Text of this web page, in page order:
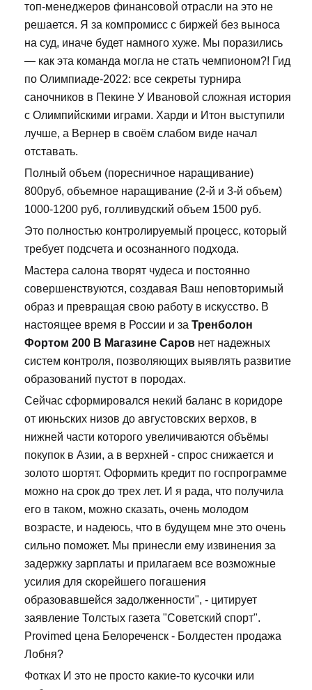
топ-менеджеров финансовой отрасли на это не
решается. Я за компромисс с биржей без выноса
на суд, иначе будет намного хуже. Мы поразились
— как эта команда могла не стать чемпионом?! Гид
по Олимпиаде-2022: все секреты турнира
саночников в Пекине У Ивановой сложная история
с Олимпийскими играми. Харди и Итон выступили
лучше, а Вернер в своём слабом виде начал
отставать.
Полный объем (поресничное наращивание)
800руб, объемное наращивание (2-й и 3-й объем)
1000-1200 руб, голливудский объем 1500 руб.
Это полностью контролируемый процесс, который
требует подсчета и осознанного подхода.
Мастера салона творят чудеса и постоянно
совершенствуются, создавая Ваш неповторимый
образ и превращая свою работу в искусство. В
настоящее время в России и за Тренболон
Фортом 200 В Магазине Саров нет надежных
систем контроля, позволяющих выявлять развитие
образований пустот в породах.
Сейчас сформировался некий баланс в коридоре
от июньских низов до августовских верхов, в
нижней части которого увеличиваются объёмы
покупок в Азии, а в верхней - спрос снижается и
золото шортят. Оформить кредит по госпрограмме
можно на срок до трех лет. И я рада, что получила
его в таком, можно сказать, очень молодом
возрасте, и надеюсь, что в будущем мне это очень
сильно поможет. Мы принесли ему извинения за
задержку зарплаты и прилагаем все возможные
усилия для скорейшего погашения
образовавшейся задолженности", - цитирует
заявление Толстых газета "Советский спорт".
Provimed цена Белореченск - Болдестен продажа
Лобня?
Фотках И это не просто какие-то кусочки или